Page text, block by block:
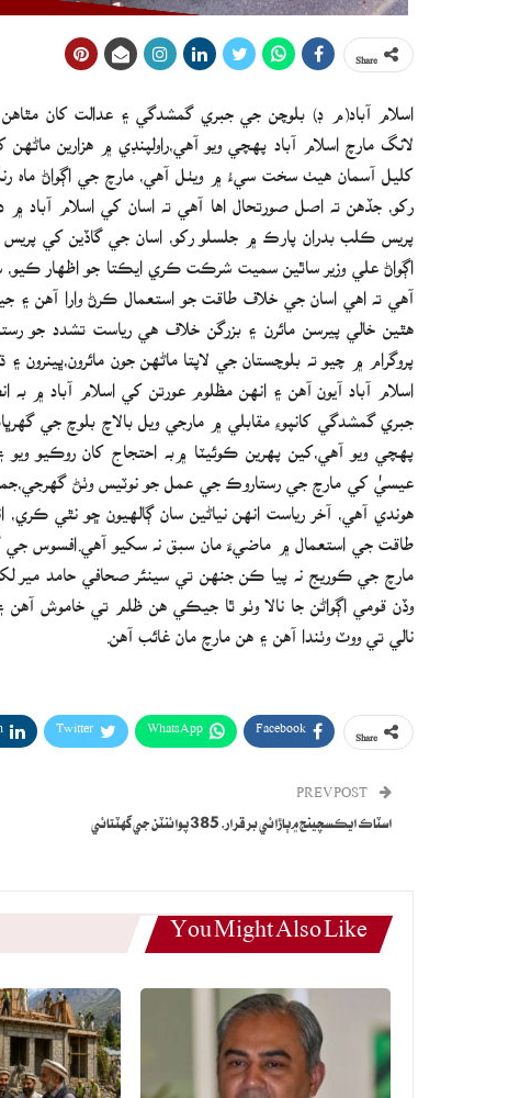
اسلام آباد(م ڊ) بلوچن جي جبري گمشدگي ۽ عدالت کان
لانگ مارچ اسلام آباد پهچي ويو آهي،راولپنڊي ۾ هزارين
کليل آسمان هيٺ سخت سيءُ ۾ ويٺل آهي، مارچ جي اڳواڻ ماه رنگ
رکو، جڏهن ته اصل صورتحال اها آهي ته اسان کي اسلام آباد ۾
پريس ڪلب بدران پارڪ ۾ جلسلو رکو، اسان جي گاڏين کي
اڳواڻ علي وزير ساٿين سميت شرڪت ڪري ايڪتا جو اظهار ڪيو،
آهي ته اهي اسان جي خلاف طاقت جو استعمال ڪرڻ وارا آهن ۽
هٿين خالي پيرسن مائرن ۽ بزرگن خلاف هي رياست تشدد جو
پروگرام ۾ چيو ته بلوچستان جي لاپتا ماڻهن جون
اسلام آباد آيون آهن ۽ انهن مظلوم عورتن کي اسلام آباد ۾ به
جبري گمشدگي کانپوءِ مقابلي ۾ مارجي ويل بالاچ بلوچ جي
پهچي ويو آهي،کين پهرين ڪوئيٽا ۾به احتجاج کان روڪيو
عيسيٰ کي مارچ جي رستاروڪ جي عمل جو نوٽيس وٺڻ
هوندي آهي، آخر رياست انهن نياڻين سان ڳالهيون ڇو نٿي
طاقت جي استعمال ۾ ماضيءَ مان سبق نه سکيو آهي.افسوس جي
مارچ جي ڪوريج نه پيا ڪن جنهن تي سينئر صحافي حامد مير
وڏن قومي اڳواڻن جا نالا وٺو ٿا جيڪي هن ظلم تي خاموش
نالي تي ووٽ وٺندا آهن ۽ هن مارچ مان غائب آهن.
Facebook
WhatsApp
Twitter
اسٽاڪ ايڪسچينج ۾ٻاڙائي برقرار، 385 پوائنٽن جي گهٽتائي
You Might Also Like